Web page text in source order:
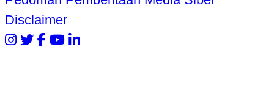
Disclaimer